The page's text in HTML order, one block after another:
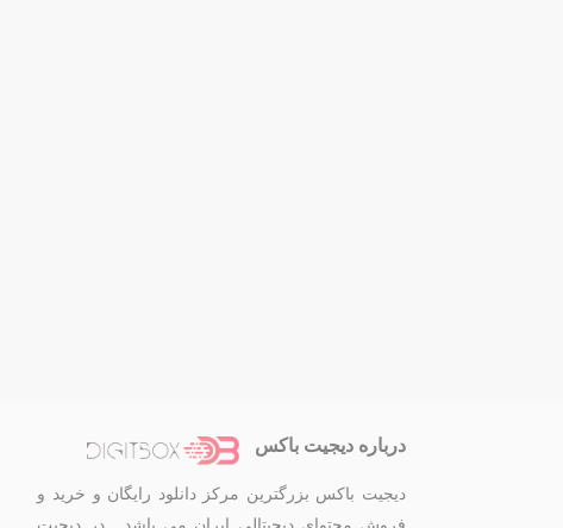
درباره دیجیت باکس
دیجیت باکس بزرگترین مرکز دانلود رایگان و خرید و